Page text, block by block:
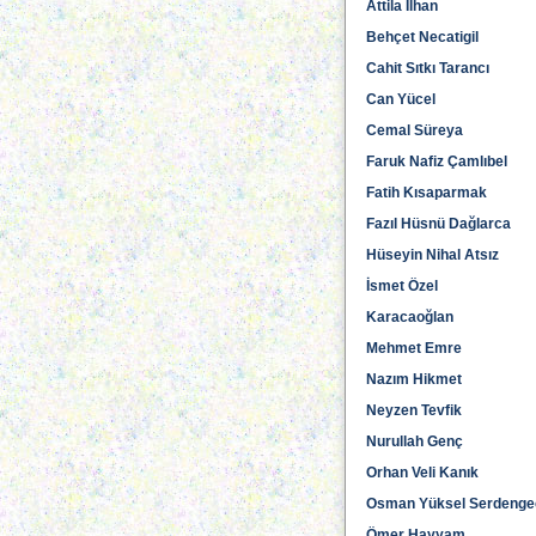
Attila İlhan
Behçet Necatigil
Cahit Sıtkı Tarancı
Can Yücel
Cemal Süreya
Faruk Nafiz Çamlıbel
Fatih Kısaparmak
Fazıl Hüsnü Dağlarca
Hüseyin Nihal Atsız
İsmet Özel
Karacaoğlan
Mehmet Emre
Nazım Hikmet
Neyzen Tevfik
Nurullah Genç
Orhan Veli Kanık
Osman Yüksel